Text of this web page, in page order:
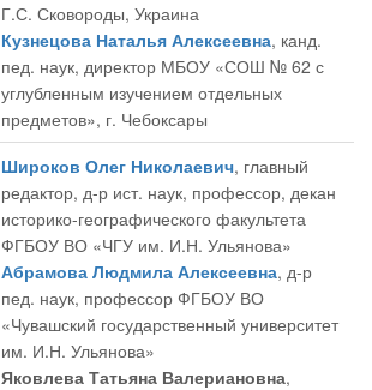
Г.С. Сковороды, Украина
Кузнецова Наталья Алексеевна, канд.
пед. наук, директор МБОУ «СОШ № 62 с
углубленным изучением отдельных
предметов», г. Чебоксары
Широков Олег Николаевич, главный
редактор, д-р ист. наук, профессор, декан
историко-географического факультета
ФГБОУ ВО «ЧГУ им. И.Н. Ульянова»
Абрамова Людмила Алексеевна, д-р
пед. наук, профессор ФГБОУ ВО
«Чувашский государственный университет
им. И.Н. Ульянова»
Яковлева Татьяна Валериановна,